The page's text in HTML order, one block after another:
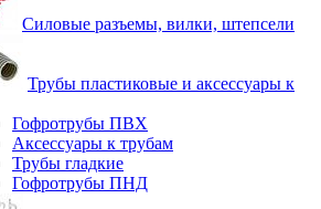
Силовые разъемы, вилки, штепсели
Трубы пластиковые и аксессуары к
Гофротрубы ПВХ
Аксессуары к трубам
Трубы гладкие
Гофротрубы ПНД